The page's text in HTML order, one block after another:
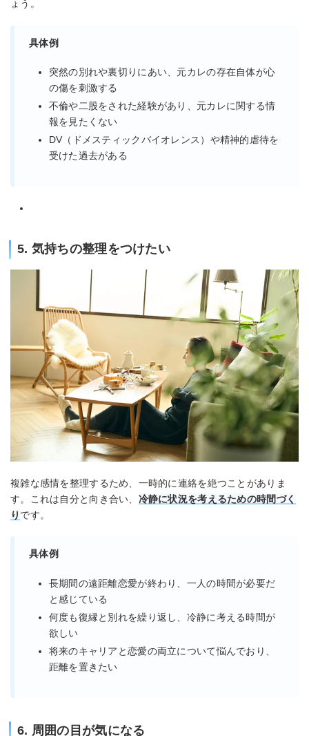
ょう。
具体例
突然の別れや裏切りにあい、元カレの存在自体が心
の傷を刺激する
不倫や二股をされた経験があり、元カレに関する情
報を見たくない
DV（ドメスティックバイオレンス）や精神的虐待を
受けた過去がある
5. 気持ちの整理をつけたい
複雑な感情を整理するため、一時的に連絡を絶つことがありま
す。これは自分と向き合い、 冷静に状況を考えるための時間づく
り です。
具体例
長期間の遠距離恋愛が終わり、一人の時間が必要だ
と感じている
何度も復縁と別れを繰り返し、冷静に考える時間が
欲しい
将来のキャリアと恋愛の両立について悩んでおり、
距離を置きたい
6. 周囲の目が気になる